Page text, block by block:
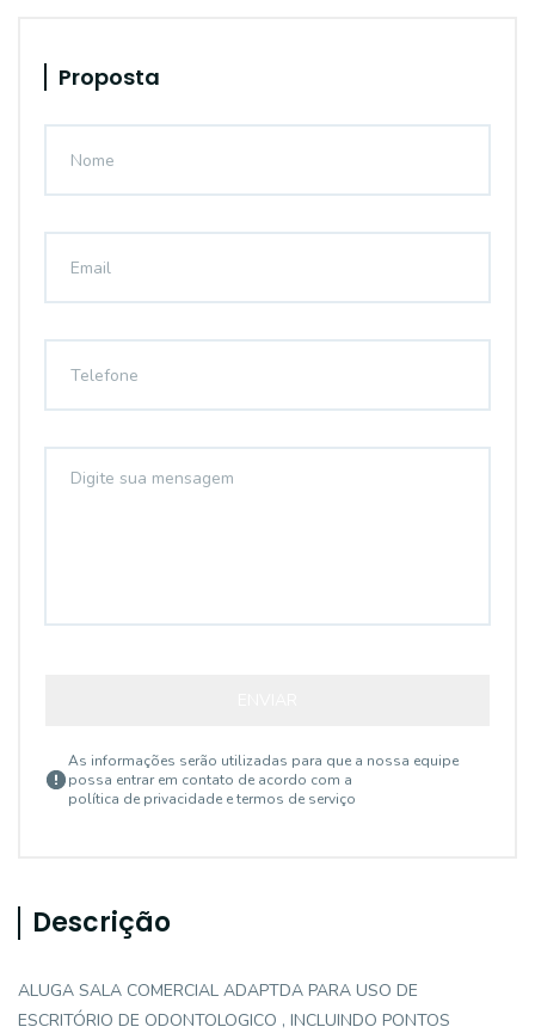
Proposta
As informações serão utilizadas para que a nossa equipe
possa entrar em contato de acordo com a
política de privacidade e termos de serviço
Descrição
ALUGA SALA COMERCIAL ADAPTDA PARA USO DE
ESCRITÓRIO DE ODONTOLOGICO , INCLUINDO PONTOS